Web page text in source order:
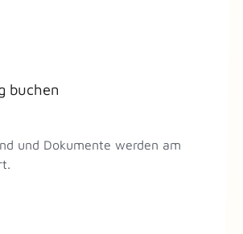
buchen
und Dokumente werden am